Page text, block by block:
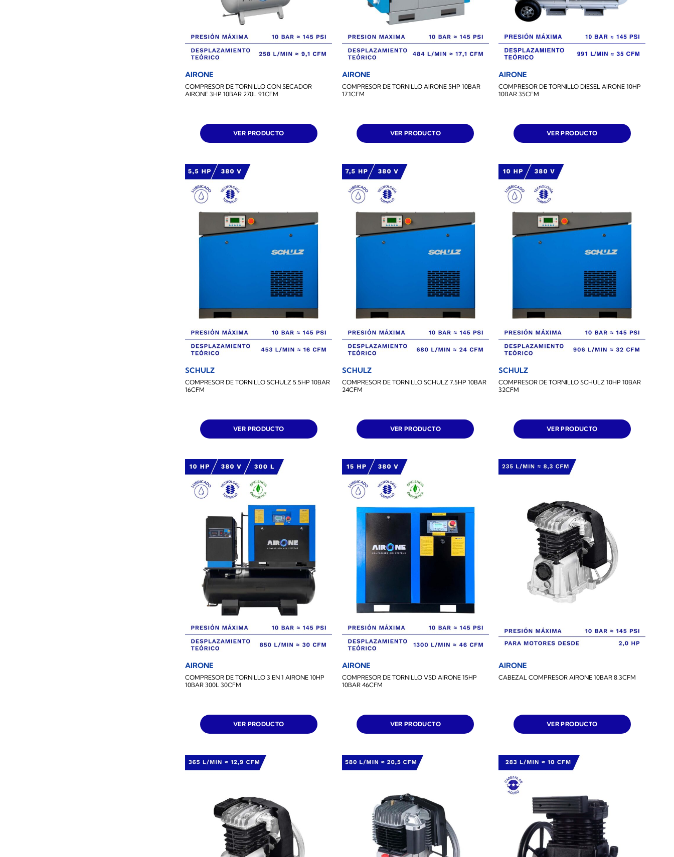
AIRONE
COMPRESOR DE TORNILLO CON SECADOR
AIRONE 3HP 10BAR 270L 9.1CFM
VER PRODUCTO
AIRONE
COMPRESOR DE TORNILLO AIRONE 5HP 10BAR
17.1CFM
VER PRODUCTO
AIRONE
COMPRESOR DE TORNILLO DIESEL AIRONE 10HP
10BAR 35CFM
VER PRODUCTO
SCHULZ
COMPRESOR DE TORNILLO SCHULZ 5.5HP 10BAR
16CFM
VER PRODUCTO
SCHULZ
COMPRESOR DE TORNILLO SCHULZ 7.5HP 10BAR
24CFM
VER PRODUCTO
SCHULZ
COMPRESOR DE TORNILLO SCHULZ 10HP 10BAR
32CFM
VER PRODUCTO
AIRONE
COMPRESOR DE TORNILLO 3 EN 1 AIRONE 10HP
10BAR 300L 30CFM
VER PRODUCTO
AIRONE
COMPRESOR DE TORNILLO VSD AIRONE 15HP
10BAR 46CFM
VER PRODUCTO
AIRONE
CABEZAL COMPRESOR AIRONE 10BAR 8.3CFM
VER PRODUCTO